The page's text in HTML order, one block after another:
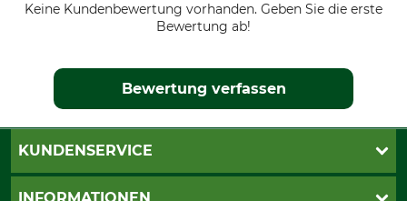
Keine Kundenbewertung vorhanden. Geben Sie die erste
Bewertung ab!
Bewertung verfassen
KUNDENSERVICE
Katalogbestellung
INFORMATIONEN